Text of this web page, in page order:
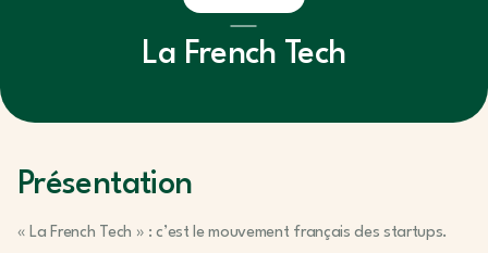
La French Tech
Présentation
« La French Tech » : c’est le mouvement français des startups.